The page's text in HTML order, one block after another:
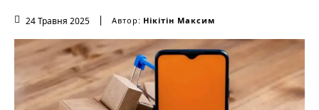
24 Травня 2025 Автор: Нікітін Максим